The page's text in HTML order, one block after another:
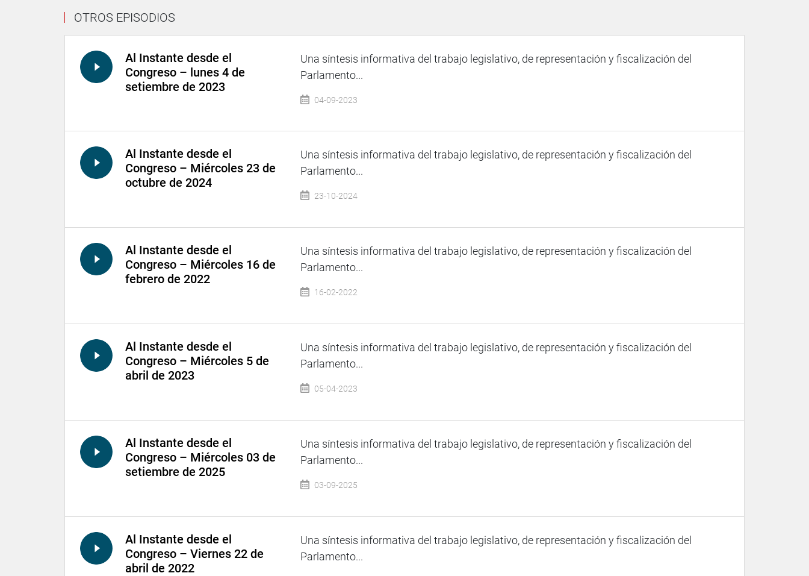
OTROS EPISODIOS
Al Instante desde el
Congreso – lunes 4 de
setiembre de 2023
Una síntesis informativa del trabajo legislativo, de representación y fiscalización del
Parlamento...
04-09-2023
Al Instante desde el
Congreso – Miércoles 23 de
octubre de 2024
Una síntesis informativa del trabajo legislativo, de representación y fiscalización del
Parlamento...
23-10-2024
Al Instante desde el
Congreso – Miércoles 16 de
febrero de 2022
Una síntesis informativa del trabajo legislativo, de representación y fiscalización del
Parlamento...
16-02-2022
Al Instante desde el
Congreso – Miércoles 5 de
abril de 2023
Una síntesis informativa del trabajo legislativo, de representación y fiscalización del
Parlamento...
05-04-2023
Al Instante desde el
Congreso – Miércoles 03 de
setiembre de 2025
Una síntesis informativa del trabajo legislativo, de representación y fiscalización del
Parlamento...
03-09-2025
Al Instante desde el
Congreso – Viernes 22 de
abril de 2022
Una síntesis informativa del trabajo legislativo, de representación y fiscalización del
Parlamento...